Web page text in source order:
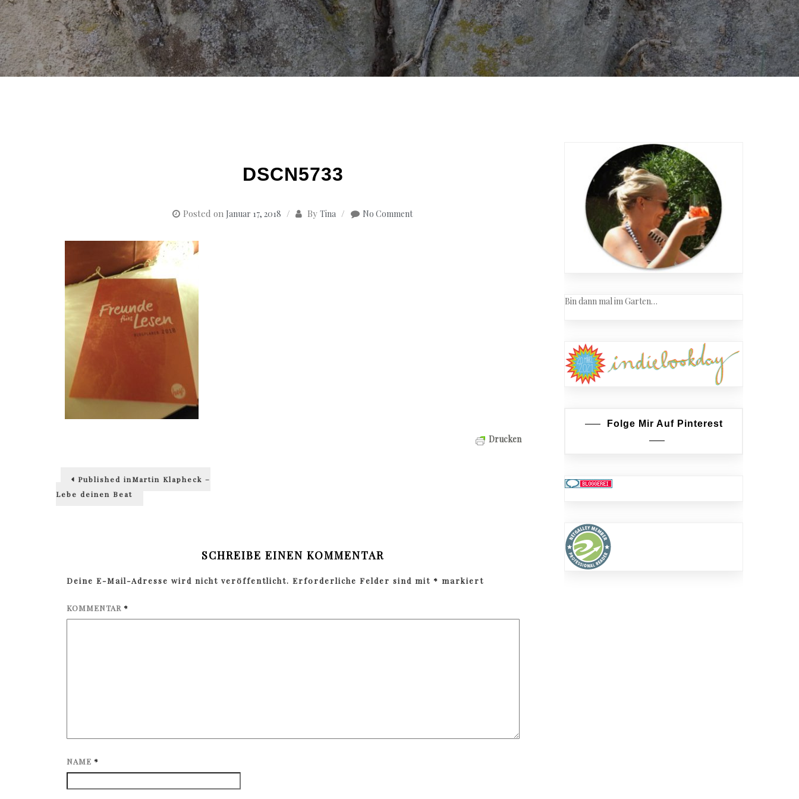
DSCN5733
Posted on Januar 17, 2018 ByTina No Comment
Drucken
Beitragsnavigation
Published inMartin Klapheck –
Lebe deinen Beat
SCHREIBE EINEN KOMMENTAR
Deine E-Mail-Adresse wird nicht veröffentlicht. Erforderliche Felder sind mit * markiert
KOMMENTAR *
NAME *
Bin dann mal im Garten…
Folge Mir Auf Pinterest